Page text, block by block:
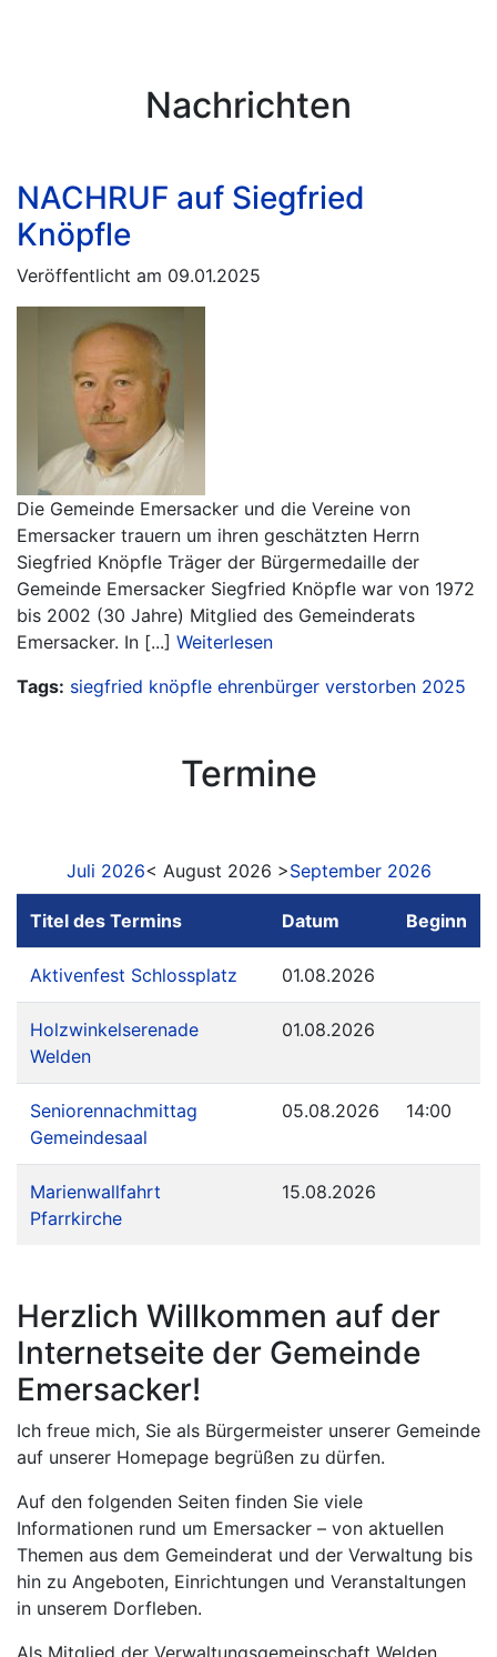
Nachrichten
NACHRUF auf Siegfried
Knöpfle
Veröffentlicht am 09.01.2025
Die Gemeinde Emersacker und die Vereine von
Emersacker trauern um ihren geschätzten Herrn
Siegfried Knöpfle Träger der Bürgermedaille der
Gemeinde Emersacker Siegfried Knöpfle war von 1972
bis 2002 (30 Jahre) Mitglied des Gemeinderats
Emersacker. In [...] Weiterlesen
Tags: siegfried knöpfle ehrenbürger verstorben 2025
Termine
Juli 2026< August 2026 >September 2026
Titel des Termins Datum Beginn
Aktivenfest Schlossplatz 01.08.2026
Holzwinkelserenade
Welden
01.08.2026
Seniorennachmittag
Gemeindesaal
05.08.2026 14:00
Marienwallfahrt
Pfarrkirche
15.08.2026
Herzlich Willkommen auf der
Internetseite der Gemeinde
Emersacker!
Ich freue mich, Sie als Bürgermeister unserer Gemeinde
auf unserer Homepage begrüßen zu dürfen.
Auf den folgenden Seiten finden Sie viele
Informationen rund um Emersacker – von aktuellen
Themen aus dem Gemeinderat und der Verwaltung bis
hin zu Angeboten, Einrichtungen und Veranstaltungen
in unserem Dorfleben.
Als Mitglied der Verwaltungsgemeinschaft Welden